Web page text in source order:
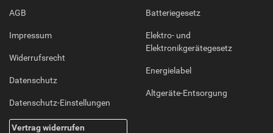
AGB
Impressum
Widerrufsrecht
Datenschutz
Datenschutz-Einstellungen
Vertrag widerrufen
Batteriegesetz
Elektro- und
Elektronikgerätegesetz
Energielabel
Altgeräte-Entsorgung